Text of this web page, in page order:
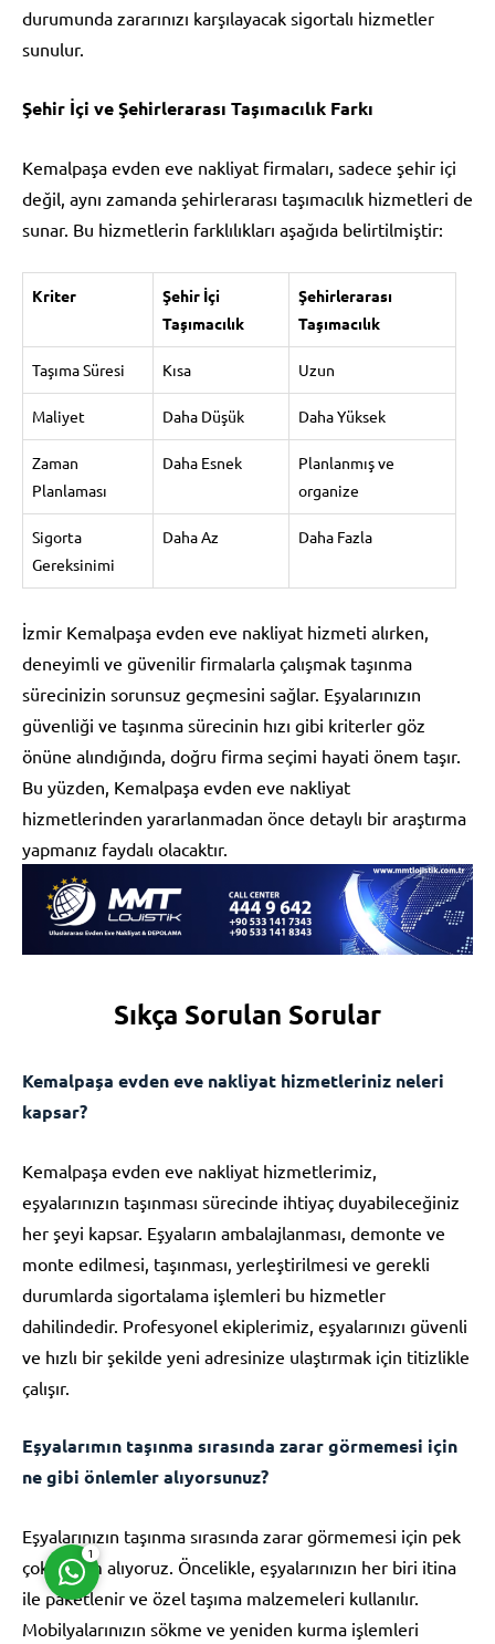
durumunda zararınızı karşılayacak sigortalı hizmetler
sunulur.
Şehir İçi ve Şehirlerarası Taşımacılık Farkı
Kemalpaşa evden eve nakliyat firmaları, sadece şehir içi
değil, aynı zamanda şehirlerarası taşımacılık hizmetleri de
sunar. Bu hizmetlerin farklılıkları aşağıda belirtilmiştir:
Kriter
Şehir İçi
Taşımacılık
Şehirlerarası
Taşımacılık
Taşıma Süresi Kısa Uzun
Maliyet Daha Düşük Daha Yüksek
Zaman
Planlaması
Daha Esnek
Planlanmış ve
organize
Sigorta
Gereksinimi
Daha Az Daha Fazla
İzmir Kemalpaşa evden eve nakliyat hizmeti alırken,
deneyimli ve güvenilir firmalarla çalışmak taşınma
sürecinizin sorunsuz geçmesini sağlar. Eşyalarınızın
güvenliği ve taşınma sürecinin hızı gibi kriterler göz
önüne alındığında, doğru firma seçimi hayati önem taşır.
Bu yüzden, Kemalpaşa evden eve nakliyat
hizmetlerinden yararlanmadan önce detaylı bir araştırma
yapmanız faydalı olacaktır.
Sıkça Sorulan Sorular
Kemalpaşa evden eve nakliyat hizmetleriniz neleri
kapsar?
Kemalpaşa evden eve nakliyat hizmetlerimiz,
eşyalarınızın taşınması sürecinde ihtiyaç duyabileceğiniz
her şeyi kapsar. Eşyaların ambalajlanması, demonte ve
monte edilmesi, taşınması, yerleştirilmesi ve gerekli
durumlarda sigortalama işlemleri bu hizmetler
dahilindedir. Profesyonel ekiplerimiz, eşyalarınızı güvenli
ve hızlı bir şekilde yeni adresinize ulaştırmak için titizlikle
çalışır.
Eşyalarımın taşınma sırasında zarar görmemesi için
ne gibi önlemler alıyorsunuz?
Eşyalarınızın taşınma sırasında zarar görmemesi için pek
çok önlem alıyoruz. Öncelikle, eşyalarınızın her biri itina
ile paketlenir ve özel taşıma malzemeleri kullanılır.
Mobilyalarınızın sökme ve yeniden kurma işlemleri
Müşteri Temsilcisi
Cevap Yaz
1